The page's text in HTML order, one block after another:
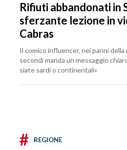
Rifiuti abbandonati in
sferzante lezione in
Cabras
Il comico influencer, nei panni della
secondi manda un messaggio
siate sardi o continentali»
# REGIONE